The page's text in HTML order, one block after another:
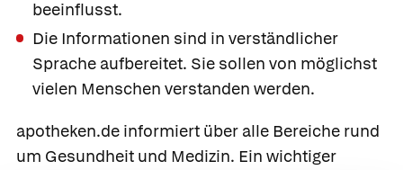
beeinflusst.
Die Informationen sind in verständlicher
Sprache aufbereitet. Sie sollen von möglichst
vielen Menschen verstanden werden.
apotheken.de informiert über alle Bereiche rund
um Gesundheit und Medizin. Ein wichtiger